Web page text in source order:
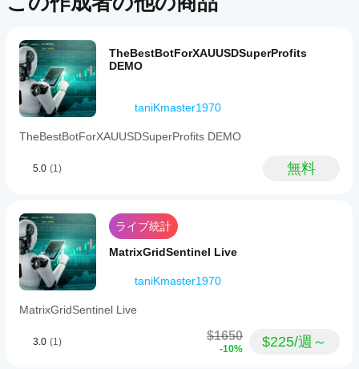
を回避します。
🔹 インテリジェントリスク管理
取引ごとの調整可能なリスク（％）
設定可能なリスク・リワード比率
最大ボリューム上限
ブローカー準拠のボリューム正規化
🔹 市場保護システム
マージンエクスポージャー制御
最大同時ポジション数
🔹 セッションコントロール
オプションの取引時間フィルター
カスタム取引ウィンドウ設定
🔹 適応型ボラティリティエンジン
ATRベースのストップ計算
CarryTradeKing
decent
Not
made
trend
filtering
easier to
read and
A slow
trial
better
a few
ルし
ら、
その
クラ
ウド
また
はロ
ルの
スタ
始し
ま
す。
がcBot
ートし
ていま
すか？
cBotのク
ラウド実
ての
アプリで
ますが、
ローカル
実行は
cTrader
Windows
と
Macでし
トされて
cBot
のパ
フォ
ンス
する
には
どう
すれ
ばよ
す
以前に取
TheBestBotForXAUUSDSuperProfits
DEMO
taniKmaster1970
TheBestBotForXAUUSDSuperProfits DEMO
5.0 (1) 無料
ライブ統計
MatrixGridSentinel Live
taniKmaster1970
MatrixGridSentinel Live
3.0 (1) $1650
-10% $225/週～